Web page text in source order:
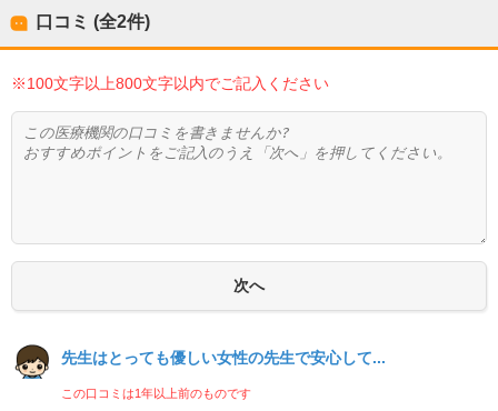
口コミ (全2件)
※100文字以上800文字以内でご記入ください
先生はとっても優しい女性の先生で安心して...
この口コミは1年以上前のものです